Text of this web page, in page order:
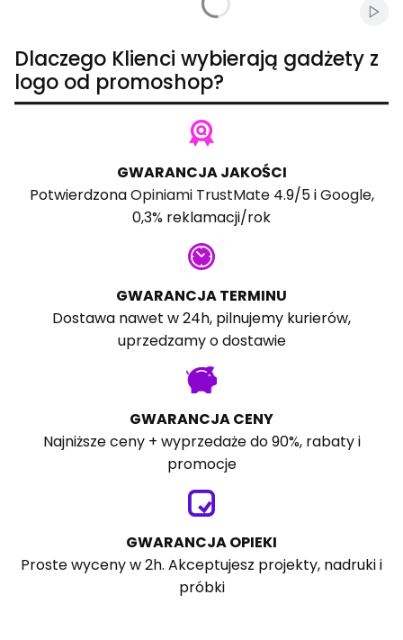
Dlaczego Klienci wybierają gadżety z
logo od promoshop?
GWARANCJA JAKOŚCI
PotwierdzonaOpiniami TrustMate4.9/5 iGoogle,
0,3% reklamacji/rok
GWARANCJA TERMINU
Dostawa nawet w 24h, pilnujemy kurierów,
uprzedzamy o dostawie
GWARANCJA CENY
Najniższe ceny + wyprzedaże do 90%, rabaty i
promocje
GWARANCJA OPIEKI
Proste wyceny w 2h. Akceptujesz projekty, nadruki i
próbki